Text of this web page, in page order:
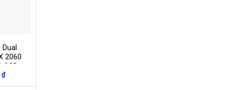
2060
8GB
EVO)
₫